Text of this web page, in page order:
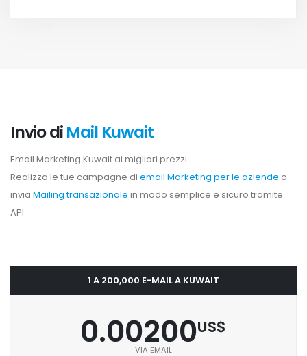
Invio diMail Kuwait
Email Marketing Kuwait ai migliori prezzi.
Realizza le tue campagne di email Marketing per le aziende o
invia Mailing transazionale in modo semplice e sicuro tramite
API
1 A 200,000 E-MAIL A KUWAIT
0.00200US$
VIA EMAIL